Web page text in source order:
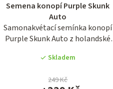
Semena konopí Purple Skunk
Auto
Samonakvétací semínka konopí
Purple Skunk Auto z holandské
Skladem
249 Kč
produktu
je
4,0
z
hvězdiček.